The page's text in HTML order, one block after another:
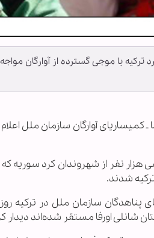
ترکیه با موجی گسترده از آوارگان
کمیساریای آوارگان سازمان ملل
نفر از شهروندان کرد سوریه
شدند.
سازمان ملل در ترکیه
شانلی اورفا مستقر شده‌اند دیدار